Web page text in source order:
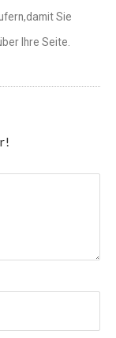
Sie
Ihre Seite.